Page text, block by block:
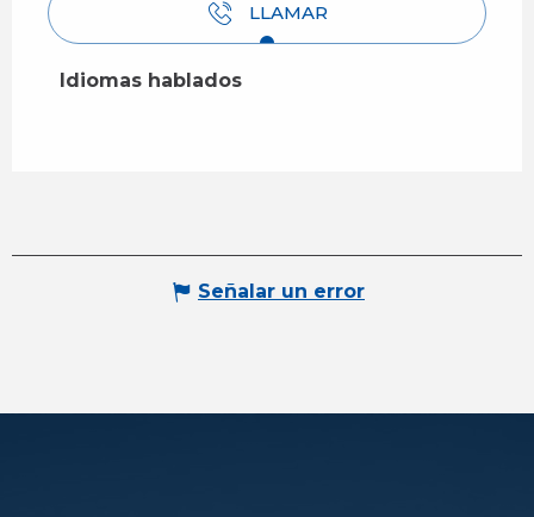
LLAMAR
Idiomas hablados
Idiomas hablados
Señalar un error